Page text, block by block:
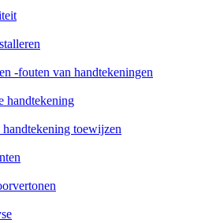
-fouten van handtekeningen
handtekening
handtekening toewijzen